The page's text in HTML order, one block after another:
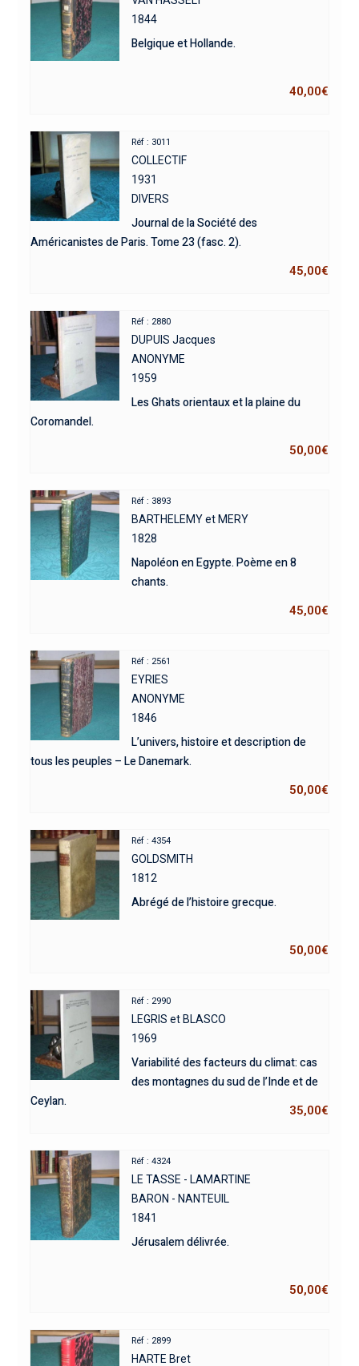
1844
Belgique et Hollande.
40,00€
Réf : 3011
COLLECTIF
1931
DIVERS
Journal de la Société des
Américanistes de Paris. Tome 23 (fasc. 2).
45,00€
Réf : 2880
DUPUIS Jacques
ANONYME
1959
Les Ghats orientaux et la plaine du
Coromandel.
50,00€
Réf : 3893
BARTHELEMY et MERY
1828
Napoléon en Egypte. Poème en 8
chants.
45,00€
Réf : 2561
EYRIES
ANONYME
1846
L’univers, histoire et description de
tous les peuples – Le Danemark.
50,00€
Réf : 4354
GOLDSMITH
1812
Abrégé de l’histoire grecque.
50,00€
Réf : 2990
LEGRIS et BLASCO
1969
Variabilité des facteurs du climat: cas
des montagnes du sud de l’Inde et de
Ceylan.
35,00€
Réf : 4324
LE TASSE - LAMARTINE
BARON - NANTEUIL
1841
Jérusalem délivrée.
50,00€
Réf : 2899
HARTE Bret